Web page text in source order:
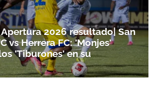
Apertura 2026 resultado| San
vs Herrera FC: 'Monjes'
'Tiburones' en su